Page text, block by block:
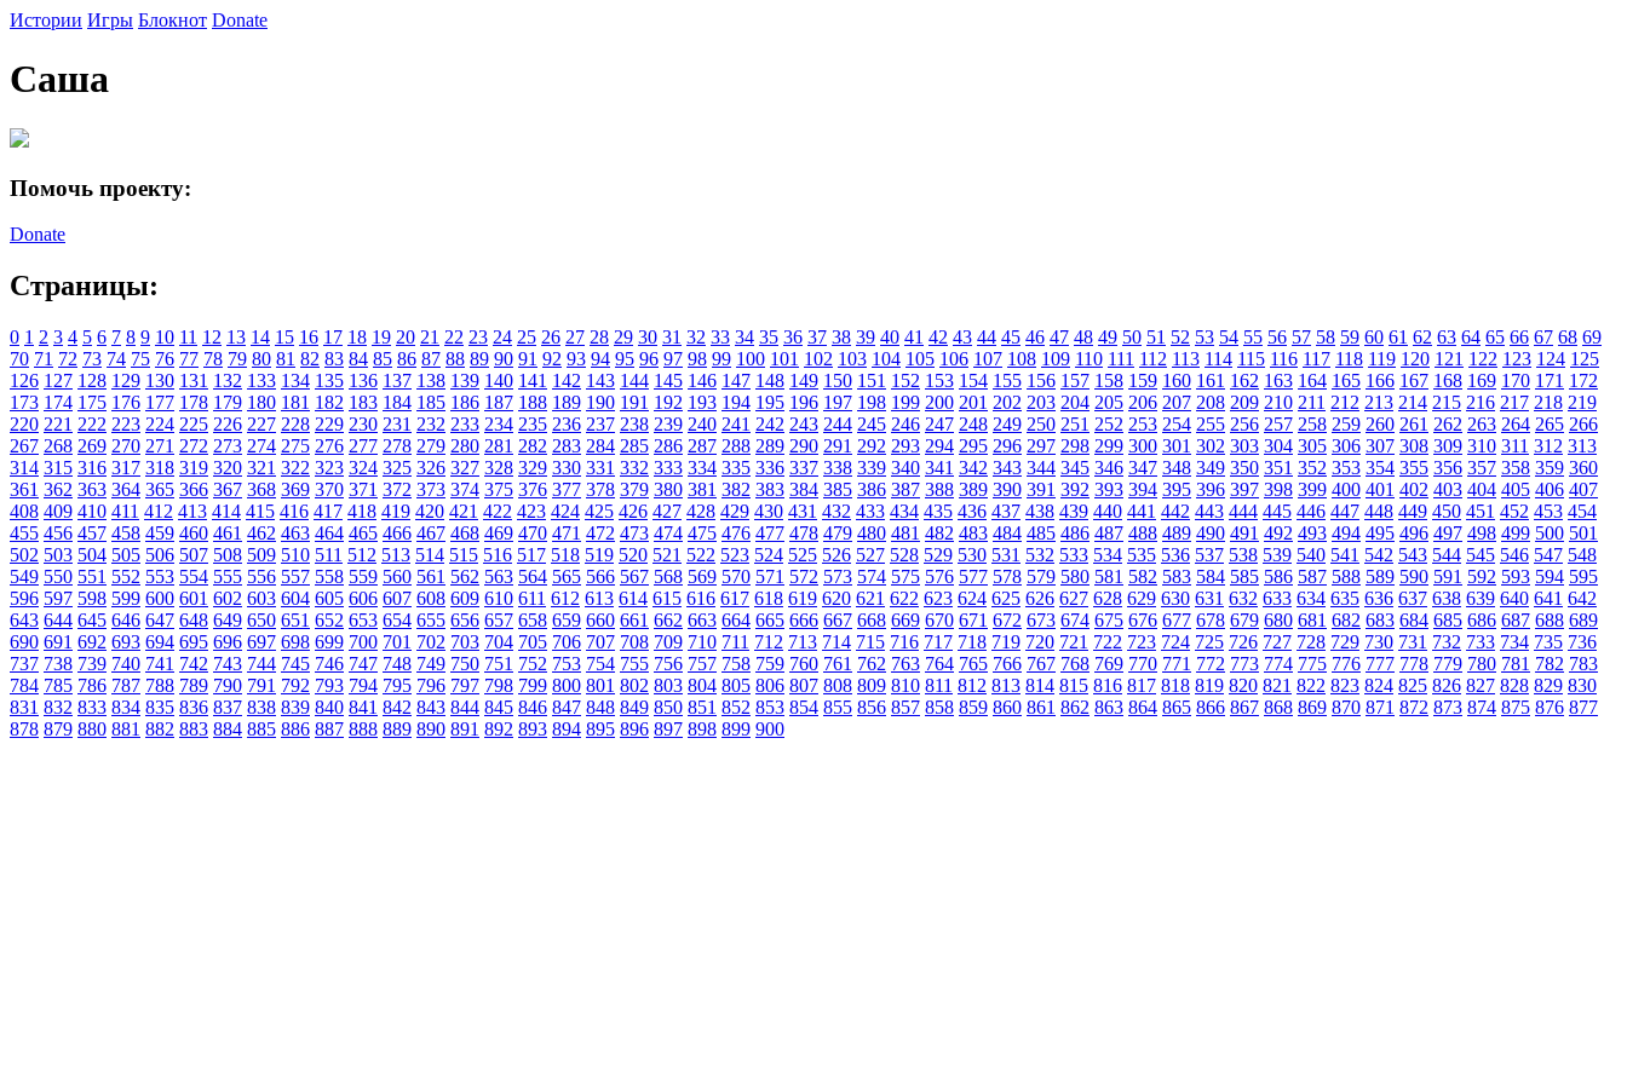
Истории Игры Блокнот Donate
Саша
Помочь проекту:
Donate
Страницы:
0 1 2 3 4 5 6 7 8 9 10 11 12 13 14 15 16 17 18 19 20 21 22 23 24 25 26 27 28 29 30 31 32 33 34 35 36 37 38 39 40 41 42 43 44 45 46 47 48 49 50 51 52 53 54 55 56 57 58 59 60 61 62 63 64 65 66 67 68 69
70 71 72 73 74 75 76 77 78 79 80 81 82 83 84 85 86 87 88 89 90 91 92 93 94 95 96 97 98 99 100 101 102 103 104 105 106 107 108 109 110 111 112 113 114 115 116 117 118 119 120 121 122 123 124 125
126 127 128 129 130 131 132 133 134 135 136 137 138 139 140 141 142 143 144 145 146 147 148 149 150 151 152 153 154 155 156 157 158 159 160 161 162 163 164 165 166 167 168 169 170 171 172
173 174 175 176 177 178 179 180 181 182 183 184 185 186 187 188 189 190 191 192 193 194 195 196 197 198 199 200 201 202 203 204 205 206 207 208 209 210 211 212 213 214 215 216 217 218 219
220 221 222 223 224 225 226 227 228 229 230 231 232 233 234 235 236 237 238 239 240 241 242 243 244 245 246 247 248 249 250 251 252 253 254 255 256 257 258 259 260 261 262 263 264 265 266
267 268 269 270 271 272 273 274 275 276 277 278 279 280 281 282 283 284 285 286 287 288 289 290 291 292 293 294 295 296 297 298 299 300 301 302 303 304 305 306 307 308 309 310 311 312 313
314 315 316 317 318 319 320 321 322 323 324 325 326 327 328 329 330 331 332 333 334 335 336 337 338 339 340 341 342 343 344 345 346 347 348 349 350 351 352 353 354 355 356 357 358 359 360
361 362 363 364 365 366 367 368 369 370 371 372 373 374 375 376 377 378 379 380 381 382 383 384 385 386 387 388 389 390 391 392 393 394 395 396 397 398 399 400 401 402 403 404 405 406 407
408 409 410 411 412 413 414 415 416 417 418 419 420 421 422 423 424 425 426 427 428 429 430 431 432 433 434 435 436 437 438 439 440 441 442 443 444 445 446 447 448 449 450 451 452 453 454
455 456 457 458 459 460 461 462 463 464 465 466 467 468 469 470 471 472 473 474 475 476 477 478 479 480 481 482 483 484 485 486 487 488 489 490 491 492 493 494 495 496 497 498 499 500 501
502 503 504 505 506 507 508 509 510 511 512 513 514 515 516 517 518 519 520 521 522 523 524 525 526 527 528 529 530 531 532 533 534 535 536 537 538 539 540 541 542 543 544 545 546 547 548
549 550 551 552 553 554 555 556 557 558 559 560 561 562 563 564 565 566 567 568 569 570 571 572 573 574 575 576 577 578 579 580 581 582 583 584 585 586 587 588 589 590 591 592 593 594 595
596 597 598 599 600 601 602 603 604 605 606 607 608 609 610 611 612 613 614 615 616 617 618 619 620 621 622 623 624 625 626 627 628 629 630 631 632 633 634 635 636 637 638 639 640 641 642
643 644 645 646 647 648 649 650 651 652 653 654 655 656 657 658 659 660 661 662 663 664 665 666 667 668 669 670 671 672 673 674 675 676 677 678 679 680 681 682 683 684 685 686 687 688 689
690 691 692 693 694 695 696 697 698 699 700 701 702 703 704 705 706 707 708 709 710 711 712 713 714 715 716 717 718 719 720 721 722 723 724 725 726 727 728 729 730 731 732 733 734 735 736
737 738 739 740 741 742 743 744 745 746 747 748 749 750 751 752 753 754 755 756 757 758 759 760 761 762 763 764 765 766 767 768 769 770 771 772 773 774 775 776 777 778 779 780 781 782 783
784 785 786 787 788 789 790 791 792 793 794 795 796 797 798 799 800 801 802 803 804 805 806 807 808 809 810 811 812 813 814 815 816 817 818 819 820 821 822 823 824 825 826 827 828 829 830
831 832 833 834 835 836 837 838 839 840 841 842 843 844 845 846 847 848 849 850 851 852 853 854 855 856 857 858 859 860 861 862 863 864 865 866 867 868 869 870 871 872 873 874 875 876 877
878 879 880 881 882 883 884 885 886 887 888 889 890 891 892 893 894 895 896 897 898 899 900